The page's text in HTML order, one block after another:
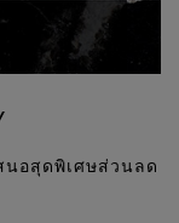
อสุดพิเศษส่วนลด